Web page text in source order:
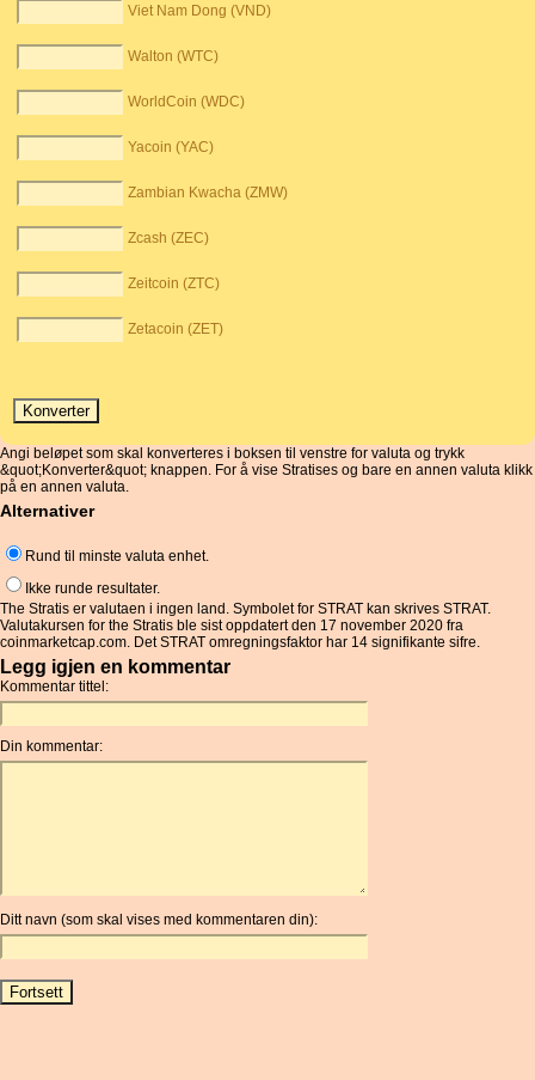
Viet Nam Dong (VND)
Walton (WTC)
WorldCoin (WDC)
Yacoin (YAC)
Zambian Kwacha (ZMW)
Zcash (ZEC)
Zeitcoin (ZTC)
Zetacoin (ZET)
Angi beløpet som skal konverteres i boksen til venstre for valuta og trykk
&quot;Konverter&quot; knappen. For å vise Stratises og bare en annen valuta klikk
på en annen valuta.
Alternativer
Rund til minste valuta enhet.
Ikke runde resultater.
The Stratis er valutaen i ingen land. Symbolet for STRAT kan skrives STRAT.
Valutakursen for the Stratis ble sist oppdatert den 17 november 2020 fra
coinmarketcap.com. Det STRAT omregningsfaktor har 14 signifikante sifre.
Legg igjen en kommentar
Kommentar tittel:
Din kommentar:
Ditt navn (som skal vises med kommentaren din):